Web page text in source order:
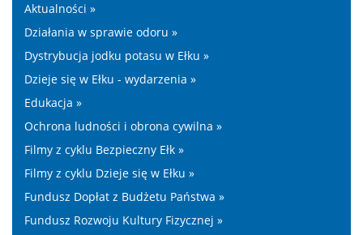
Aktualności »
Działania w sprawie odoru »
Dystrybucja jodku potasu w Ełku »
Dzieje się w Ełku - wydarzenia »
Edukacja »
Ochrona ludności i obrona cywilna »
Filmy z cyklu Bezpieczny Ełk »
Filmy z cyklu Dzieje się w Ełku »
Fundusz Dopłat z Budżetu Państwa »
Fundusz Rozwoju Kultury Fizycznej »